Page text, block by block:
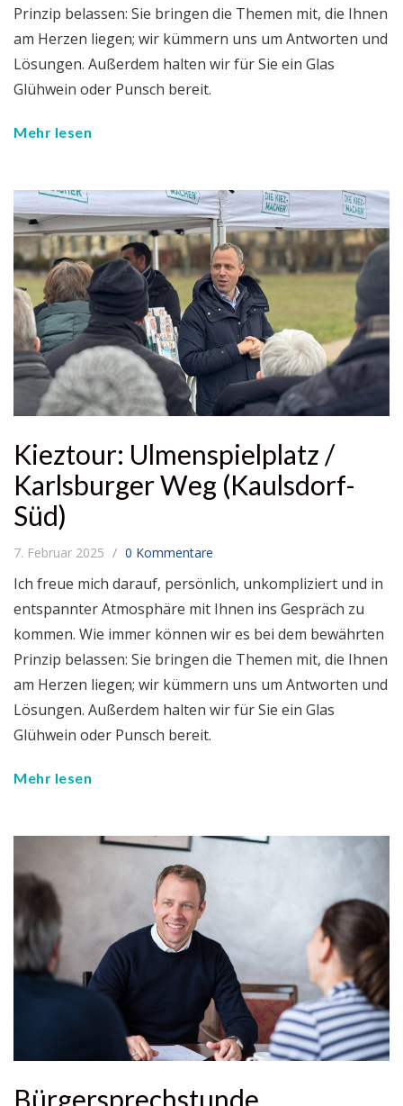
Prinzip belassen: Sie bringen die Themen mit, die Ihnen
am Herzen liegen; wir kümmern uns um Antworten und
Lösungen. Außerdem halten wir für Sie ein Glas
Glühwein oder Punsch bereit.
Mehr lesen
Kieztour: Ulmenspielplatz /
Karlsburger Weg (Kaulsdorf-
Süd)
7. Februar 2025 0 Kommentare
Ich freue mich darauf, persönlich, unkompliziert und in
entspannter Atmosphäre mit Ihnen ins Gespräch zu
kommen. Wie immer können wir es bei dem bewährten
Prinzip belassen: Sie bringen die Themen mit, die Ihnen
am Herzen liegen; wir kümmern uns um Antworten und
Lösungen. Außerdem halten wir für Sie ein Glas
Glühwein oder Punsch bereit.
Mehr lesen
Bürgersprechstunde